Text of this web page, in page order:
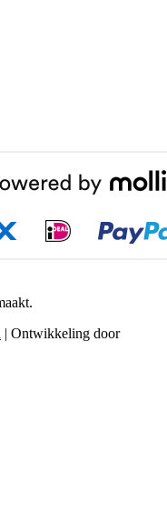
| Ontwikkeling door